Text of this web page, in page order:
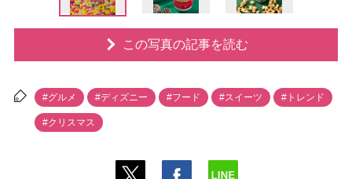
この写真の記事を読む
#グルメ #ディズニー #フード #スイーツ #トレンド
#クリスマス